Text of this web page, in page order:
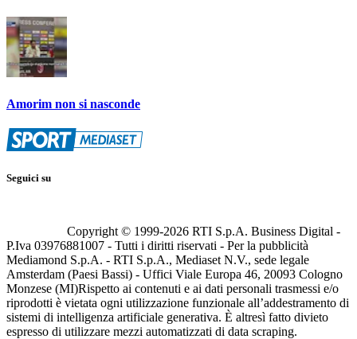
Amorim non si nasconde
Seguici su
Copyright © 1999-2026 RTI S.p.A. Business Digital -
P.Iva 03976881007 - Tutti i diritti riservati - Per la pubblicità
Mediamond S.p.A. - RTI S.p.A., Mediaset N.V., sede legale
Amsterdam (Paesi Bassi) - Uffici Viale Europa 46, 20093 Cologno
Monzese (MI)Rispetto ai contenuti e ai dati personali trasmessi e/o
riprodotti è vietata ogni utilizzazione funzionale all’addestramento di
sistemi di intelligenza artificiale generativa. È altresì fatto divieto
espresso di utilizzare mezzi automatizzati di data scraping.